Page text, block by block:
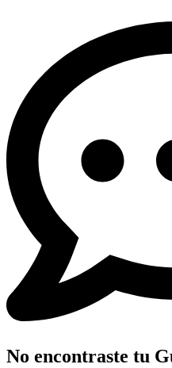
No encontraste tu